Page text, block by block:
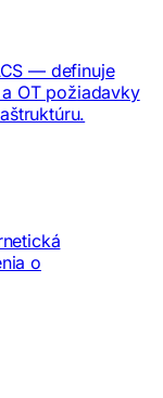
— definuje
OT požiadavky
o